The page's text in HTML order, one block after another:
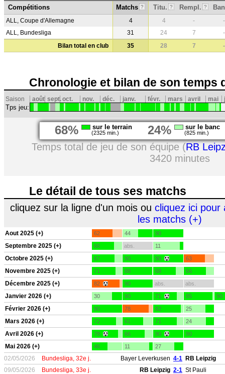
Compétitions Matchs ? Titu. ? Rempl. ?
ALL, Coupe d'Allemagne 4 4 -
-
ALL, Bundesliga
31 24 7
-
Bilan total en club
35 28 7 -
Chronologie et bilan de son temps
Saison août sept.oct. nov. déc. janv. févr. mars avril mai
Tps jeu:
68% sur le terrain
(2325 min.) 24% sur le banc
(825 min.)
Temps total de jeu de son équipe (RB
3420 minutes
Le détail de tous ses matchs
cliquez sur la ligne d'un mois ou cliquez ici pour
les matchs (+)
Aout 2025 (+) 62 44 90
Septembre 2025 (+) 66 abs. 11
Octobre 2025 (+) 67 90 90 63
Novembre 2025 (+) 71 88 68 66
Décembre 2025 (+) 82 90 abs. abs.
Janvier 2026 (+) 30 90 71 85 90
Février 2026 (+) 90 78 82 25
Mars 2026 (+) 72 61 71 24
Avril 2026 (+) 78 66 90 90
Mai 2026 (+) 46 11 27
02/05/2026 Bundesliga, 32e j. Bayer Leverkusen 4-1 RB Leipzig
09/05/2026
Bundesliga, 33e j. RB Leipzig 2-1 St Pauli